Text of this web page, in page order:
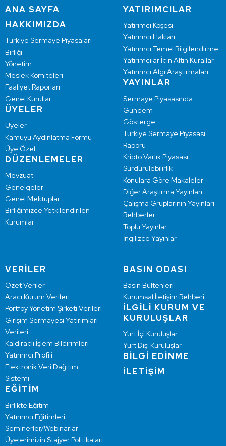
ANA SAYFA
HAKKIMIZDA
Türkiye Sermaye Piyasaları
Birliği
Yönetim
Meslek Komiteleri
Faaliyet Raporları
Genel Kurullar
ÜYELER
Üyeler
Kamuyu Aydınlatma Formu
Üye Özel
DÜZENLEMELER
Mevzuat
Genelgeler
Genel Mektuplar
Birliğimizce Yetkilendirilen
Kurumlar
YATIRIMCILAR
Yatırımcı Köşesi
Yatırımcı Hakları
Yatırımcı Temel Bilgilendirme
Yatırımcılar İçin Altın Kurallar
Yatırımcı Algı Araştırmaları
YAYINLAR
Sermaye Piyasasında
Gündem
Gösterge
Türkiye Sermaye Piyasası
Raporu
Kripto Varlık Piyasası
Sürdürülebilirlik
Konulara Göre Makaleler
Diğer Araştırma Yayınları
Çalışma Gruplarının Yayınları
Rehberler
Toplu Yayınlar
İngilizce Yayınlar
VERİLER
Özet Veriler
Aracı Kurum Verileri
Portföy Yönetim Şirketi Verileri
Girişim Sermayesi Yatırımları
Verileri
Kaldıraçlı İşlem Bildirimleri
Yatırımcı Profili
Elektronik Veri Dağıtım
Sistemi
EĞİTİM
Birlikte Eğitim
Yatırımcı Eğitimleri
Seminerler/Webinarlar
Üyelerimizin Stajyer Politikaları
BASIN ODASI
Basın Bültenleri
Kurumsal İletişim Rehberi
İLGİLİ KURUM VE
KURULUŞLAR
Yurt İçi Kuruluşlar
Yurt Dışı Kuruluşlar
BİLGİ EDİNME
İLETİŞİM